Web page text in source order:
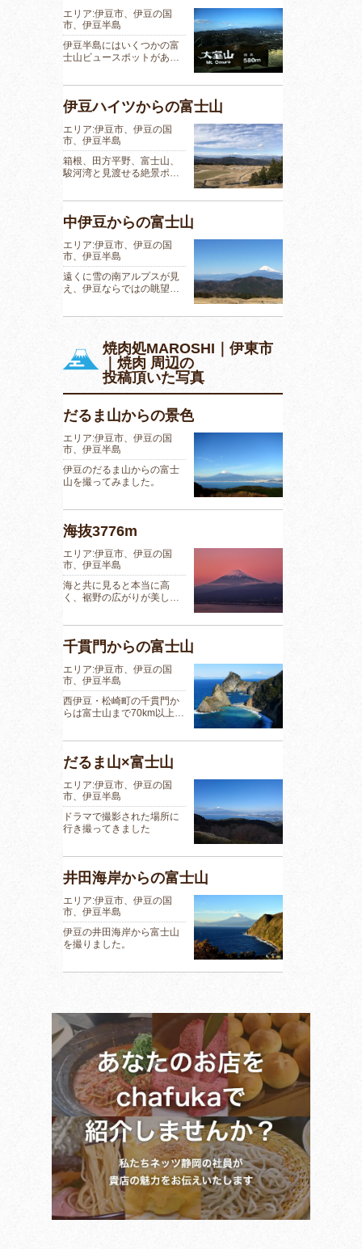
エリア:伊豆市、伊豆の国
市、伊豆半島
伊豆半島にはいくつかの富
士山ビュースポットがあ…
伊豆ハイツからの富士山
エリア:伊豆市、伊豆の国
市、伊豆半島
箱根、田方平野、富士山、
駿河湾と見渡せる絶景ポ…
中伊豆からの富士山
エリア:伊豆市、伊豆の国
市、伊豆半島
遠くに雪の南アルプスが見
え、伊豆ならではの眺望…
焼肉処MAROSHI｜伊東市
｜焼肉 周辺の
投稿頂いた写真
だるま山からの景色
エリア:伊豆市、伊豆の国
市、伊豆半島
伊豆のだるま山からの富士
山を撮ってみました。
海抜3776m
エリア:伊豆市、伊豆の国
市、伊豆半島
海と共に見ると本当に高
く、裾野の広がりが美し…
千貫門からの富士山
エリア:伊豆市、伊豆の国
市、伊豆半島
西伊豆・松崎町の千貫門か
らは富士山まで70km以上…
だるま山×富士山
エリア:伊豆市、伊豆の国
市、伊豆半島
ドラマで撮影された場所に
行き撮ってきました
井田海岸からの富士山
エリア:伊豆市、伊豆の国
市、伊豆半島
伊豆の井田海岸から富士山
を撮りました。